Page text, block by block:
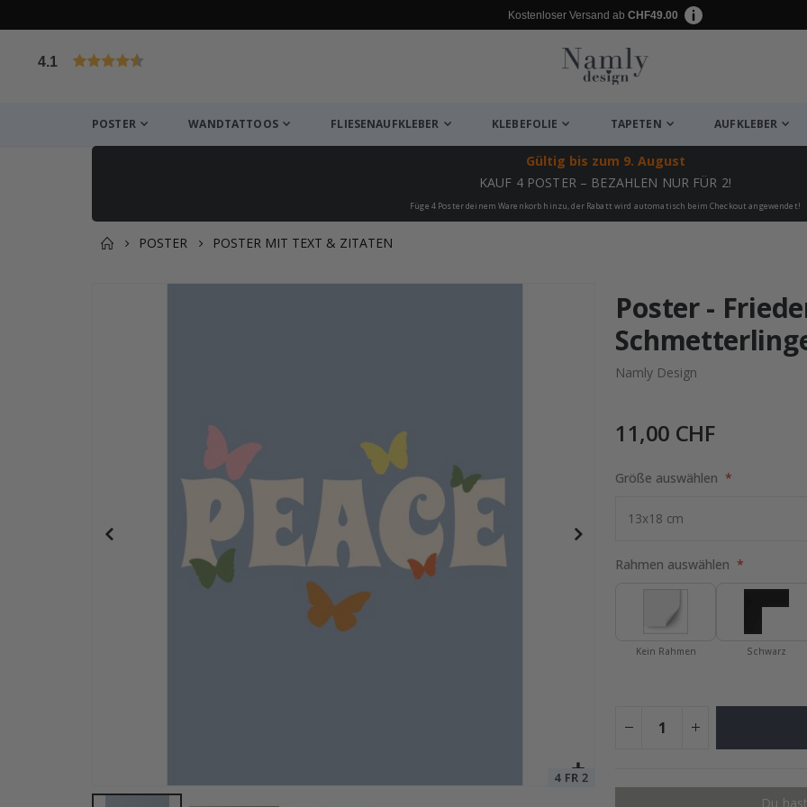
Kostenloser Versand ab CHF49.00
4.1
POSTER WANDTATTOOS FLIESENAUFKLEBER KLEBEFOLIE TAPETEN AUFKLEBER
Gültig bis zum 9. August
KAUF 4 POSTER – BEZAHLEN NUR FÜR 2!
Füge 4 Poster deinem Warenkorb hinzu, der Rabatt wird automatisch beim Checkout angewendet!
POSTER POSTER MIT TEXT & ZITATEN
Zusammen gekaufte Produkte
Personalisiertes Poster - Schwarz-Weiß-Herz-Fotocollage
Poster -
Namly Design
11,00 CHF
Größe auswählen
Rahmen auswählen
Kein Rahmen Schwarz
Du